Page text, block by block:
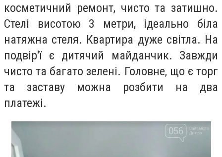
косметичний ремонт, чисто та затишно.
Стелі висотою 3 метри, ідеально біла
натяжна стеля. Квартира дуже світла. На
подвір'ї є дитячий майданчик. Завжди
чисто та багато зелені. Головне, що є торг
та заставу можна розбити на два
платежі.